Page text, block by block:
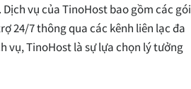
vụ của TinoHost bao gồm các gói
24/7 thông qua các kênh liên lạc đa
vụ, TinoHost là sự lựa chọn lý tưởng